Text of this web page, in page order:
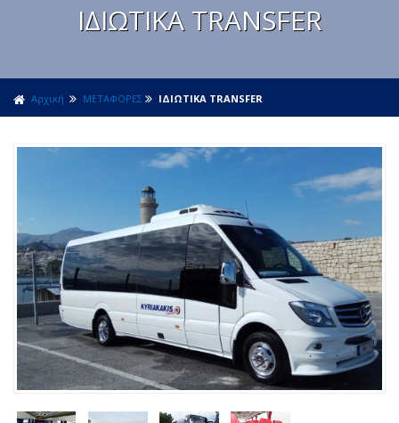
ΙΔΙΩΤΙΚΑ TRANSFER
Αρχική ΜΕΤΑΦΟΡΕΣ ΙΔΙΩΤΙΚΑ TRANSFER